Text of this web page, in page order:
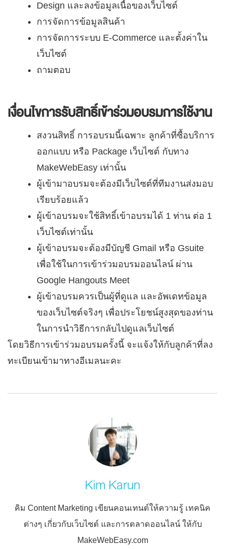
Design และลงข้อมูลเนื้อของเว็บไซต์
การจัดการข้อมูลสินค้า
การจัดการระบบ E-Commerce และตั้งค่าใน
เว็บไซต์
ถามตอบ
เงื่อนไขการรับสิทธิ์เข้าร่วมอบรมการใช้งาน
สงวนสิทธิ์ การอบรมนี้เฉพาะ ลูกค้าที่ซื้อบริการ
ออกแบบ หรือ Package เว็บไซต์ กับทาง
MakeWebEasy เท่านั้น
ผู้เข้ามาอบรมจะต้องมีเว็บไซต์ที่ทีมงานส่งมอบ
เรียบร้อยแล้ว
ผู้เข้าอบรมจะใช้สิทธิ์เข้าอบรมได้ 1 ท่าน ต่อ 1
เว็บไซต์เท่านั้น
ผู้เข้าอบรมจะต้องมีบัญชี Gmail หรือ Gsuite
เพื่อใช้ในการเข้าร่วมอบรมออนไลน์ ผ่าน
Google Hangouts Meet
ผู้เข้าอบรมควรเป็นผู้ที่ดูแล และอัพเดทข้อมูล
ของเว็บไซต์จริงๆ เพื่อประโยชน์สูงสุดของท่าน
ในการนำวิธีการกลับไปดูแลเว็บไซต์
โดยวิธีการเข้าร่วมอบรมครั้งนี้ จะแจ้งให้กับลูกค้าที่ลง
ทะเบียนเข้ามาทางอีเมลนะคะ
Kim Karun
คิม Content Marketing เขียนคอนเทนต์ให้ความรู้ เทคนิค
ต่างๆ เกี่ยวกับเว็บไซต์ และการตลาดออนไลน์ ให้กับ
MakeWebEasy.com